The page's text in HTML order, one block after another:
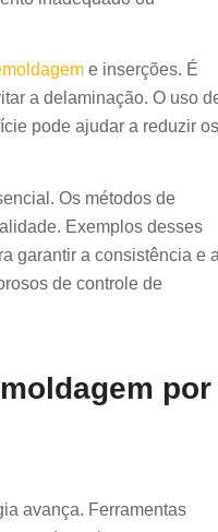
e inserções. É
a delaminação. O uso
pode ajudar a reduzir os
Os métodos de
Exemplos desses
garantir a consistência e
de controle de
por
avança. Ferramentas